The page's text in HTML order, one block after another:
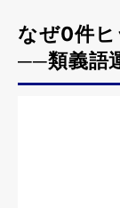
なぜ0件ヒ
──類義語